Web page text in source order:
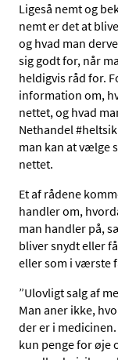
Ligeså nemt og
nemt er det at
og hvad man
sig godt for, når
heldigvis råd for.
information om,
nettet, og hvad
Nethandel
man kan at vælge
nettet.
Et af rådene
handler om,
man handler på,
bliver snydt eller
eller som i værste
”Ulovligt salg af
Man aner ikke,
der er i
kun penge for øje